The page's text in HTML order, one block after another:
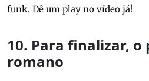
funk. Dê um play no vídeo já!
10. Para finalizar, o
romano